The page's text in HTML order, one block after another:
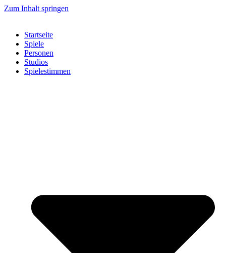
Zum Inhalt springen
Startseite
Spiele
Personen
Studios
Spielestimmen